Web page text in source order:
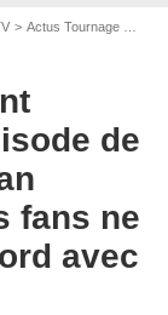
Actus Tournage Séries TV
de
fans ne
avec